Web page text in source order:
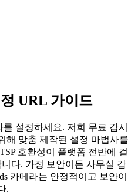
URL 가이드
설정하세요. 저희 무료 감시
해 맞춤 제작된 설정 마법사를
호환성이 플랫폼 전반에 걸
다. 가정 보안이든 사무실 감
카메라는 안정적이고 보안이
.